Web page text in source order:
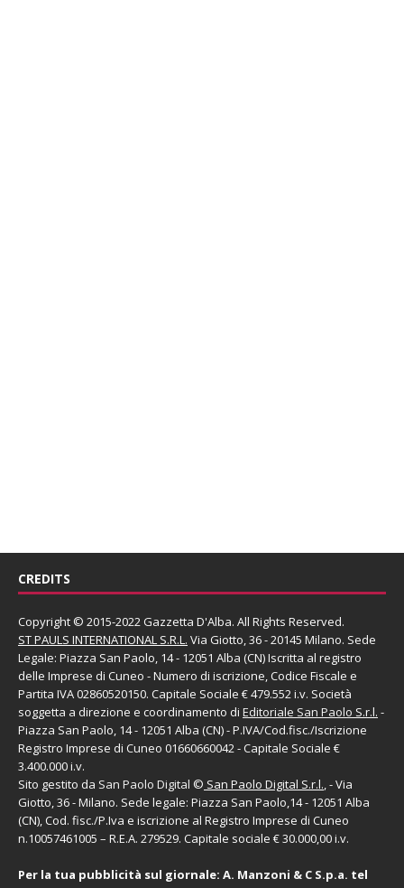
CREDITS
Copyright © 2015-2022 Gazzetta D'Alba. All Rights Reserved.
ST PAULS INTERNATIONAL S.R.L. Via Giotto, 36 - 20145 Milano. Sede
Legale: Piazza San Paolo, 14 - 12051 Alba (CN) Iscritta al registro
delle Imprese di Cuneo - Numero di iscrizione, Codice Fiscale e
Partita IVA 02860520150. Capitale Sociale € 479.552 i.v. Società
soggetta a direzione e coordinamento di Editoriale San Paolo S.r.l. -
Piazza San Paolo, 14 - 12051 Alba (CN) - P.IVA/Cod.fisc./Iscrizione
Registro Imprese di Cuneo 01660660042 - Capitale Sociale €
3.400.000 i.v.
Sito gestito da San Paolo Digital © San Paolo Digital S.r.l. , - Via
Giotto, 36 - Milano. Sede legale: Piazza San Paolo,14 - 12051 Alba
(CN), Cod. fisc./P.Iva e iscrizione al Registro Imprese di Cuneo
n.10057461005 – R.E.A. 279529. Capitale sociale € 30.000,00 i.v.
Per la tua pubblicità sul giornale: A. Manzoni & C S.p.a. tel